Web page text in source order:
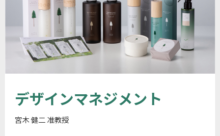
デザインマネジメント
宮木 健二 准教授